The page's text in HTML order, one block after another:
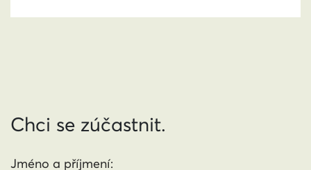
Chci se zúčastnit.
Jméno a příjmení: